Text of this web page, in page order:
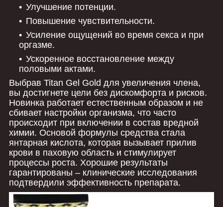
Улучшение потенции.
Повышение чувствительности.
Усиление ощущений во время секса и при
оргазме.
Ускоренное восстановление между
половыми актами.
Выбрав Titan Gel Gold для увеличения члена,
вы достигнете цели без дискомфорта и рисков.
Новинка работает естественным образом и не
сбивает настройки организма, что часто
происходит при включении в состав вредной
химии. Основой формулы средства стала
янтарная кислота, которая вызывает прилив
крови в паховую область и стимулирует
процессы роста. Хорошие результаты
гарантированы – клинические исследования
подтвердили эффективность препарата.